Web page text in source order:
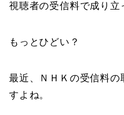
視聴者の受信料で成り立
もっとひどい？
最近、ＮＨＫの受信料の
すよね。